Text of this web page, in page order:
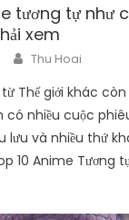
tương tự như
xem
Author
Thu Hoai
Thế giới khác
có nhiều cuộc
lưu và nhiều thứ
10 Anime Tương